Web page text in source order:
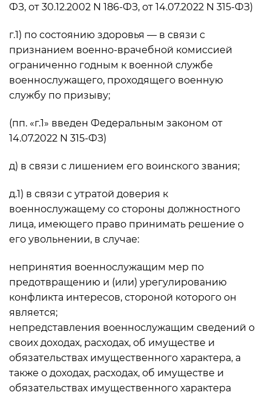
ФЗ, от 30.12.2002 N 186-ФЗ, от 14.07.2022 N 315-ФЗ)
г.1) по состоянию здоровья — в связи с
признанием военно-врачебной комиссией
ограниченно годным к военной службе
военнослужащего, проходящего военную
службу по призыву;
(пп. «г.1» введен Федеральным законом от
14.07.2022 N 315-ФЗ)
д) в связи с лишением его воинского звания;
д.1) в связи с утратой доверия к
военнослужащему со стороны должностного
лица, имеющего право принимать решение о
его увольнении, в случае:
непринятия военнослужащим мер по
предотвращению и (или) урегулированию
конфликта интересов, стороной которого он
является;
непредставления военнослужащим сведений о
своих доходах, расходах, об имуществе и
обязательствах имущественного характера, а
также о доходах, расходах, об имуществе и
обязательствах имущественного характера